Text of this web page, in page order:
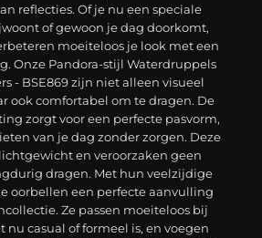
reflecties. Of je nu een speciale
of gewoon je dag doorkomt,
moeiteloos je look met een
Onze Pandora-stijl Waterdruppels
- BSE869 zijn niet alleen visueel
ook comfortabel om te dragen. De
zorgt voor een perfecte pasvorm,
van je dag zonder zorgen. Deze
en veroorzaken geen
dragen. Met hun veelzijdige
oorbellen een perfecte aanvulling
Ze passen moeiteloos bij
nu casual of formeel is, en voegen